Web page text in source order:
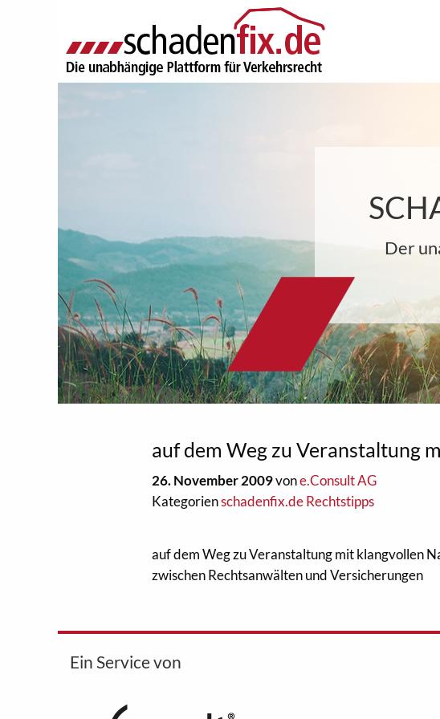
Der
auf dem Weg zu Veranstaltung
26. November 2009vone.Consult AG
Kategorienschadenfix.de Rechtstipps
auf dem Weg zu Veranstaltung mit klangvollen
zwischen Rechtsanwälten und Versicherungen
Ein Service von